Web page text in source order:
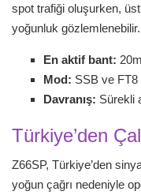
spot trafiği oluşurken, üst
yoğunluk gözlemlenebilir.
En aktif bant: 20m
Mod: SSB ve
Davranış: Sürekli
Türkiye’den
Z66SP, Türkiye’den
yoğun çağrı nedeniyle